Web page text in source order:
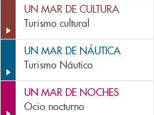
UN MAR DE CULTURA
Turismo cultural
UN MAR DE NÁUTICA
Turismo Náutico
UN MAR DE NOCHES
Ocio nocturno